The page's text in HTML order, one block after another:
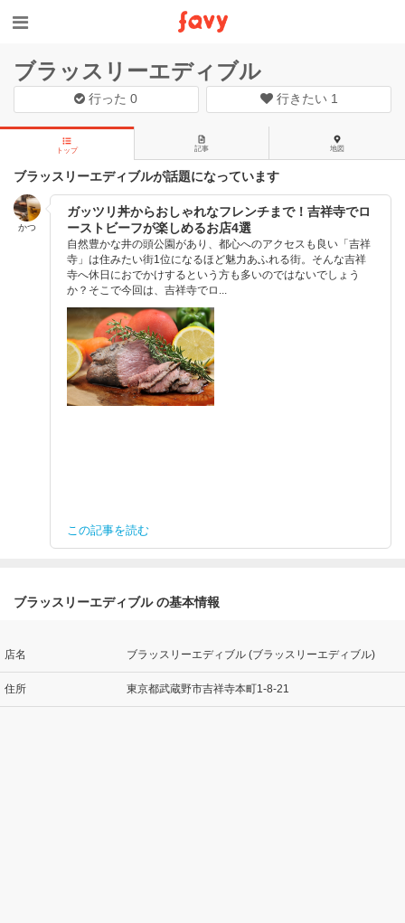
ブラッスリーエディブル
行った0 行きたい 1
トップ 記事 地図
ブラッスリーエディブルが話題になっています
かつ
ガッツリ丼からおしゃれなフレンチまで！吉祥寺でロ
ーストビーフが楽しめるお店4選
自然豊かな井の頭公園があり、都心へのアクセスも良い「吉祥
寺」は住みたい街1位になるほど魅力あふれる街。そんな吉祥
寺へ休日におでかけするという方も多いのではないでしょう
か？そこで今回は、吉祥寺でロ...
この記事を読む
ブラッスリーエディブル の基本情報
店名 ブラッスリーエディブル (ブラッスリーエディブル)
住所 東京都武蔵野市吉祥寺本町1-8-21